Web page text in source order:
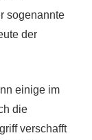
sogenannte
der
einige im
die
verschafft